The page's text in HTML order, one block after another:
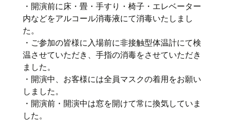
・開演前に床・畳・手すり・椅子・エレベーター
内などをアルコール消毒液にて消毒いたしまし
た。
・ご参加の皆様に入場前に非接触型体温計にて検
温させていただき、手指の消毒をさせていただき
ました。
・開演中、お客様には全員マスクの着用をお願い
しました。
・開演前・開演中は窓を開けて常に換気していま
した。